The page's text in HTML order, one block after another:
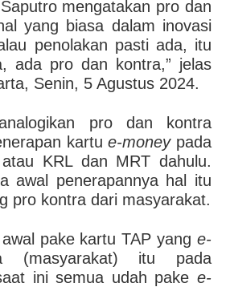
mengatakan pro dan
yang biasa dalam inovasi
penolakan pasti ada, itu
ada pro dan kontra,” jelas
Senin, 5 Agustus 2024.
pro dan kontra
kartue-moneypada
KRL dan MRT dahulu.
awal penerapannya hal itu
pro kontra dari masyarakat.
pake kartu TAP yange-
(masyarakat) itu pada
ini semua udah pakee-